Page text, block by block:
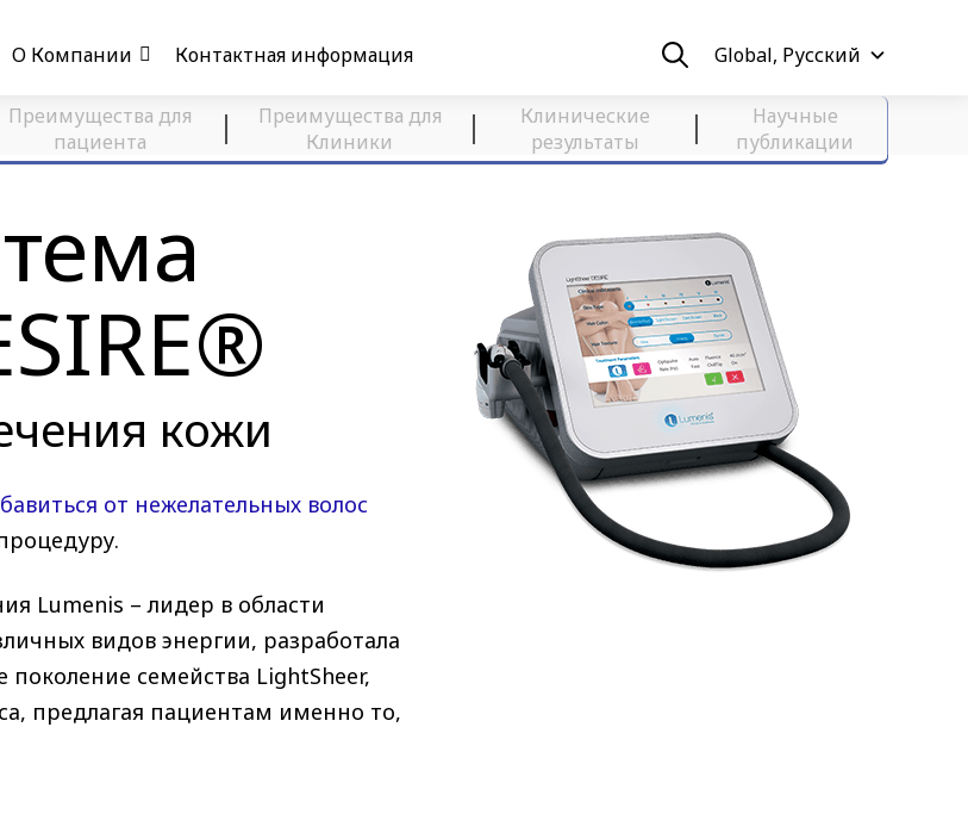
О Компании Контактная информация Global, Русский
Преимущества для
пациента
Преимущества для
Клиники
Клинические
результаты
Научные
публикации
кожи
от нежелательных волос
Lumenis – лидер в области
видов энергии, разработала
семейства LightSheer,
предлагая пациентам именно то,